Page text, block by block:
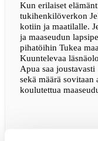
Kun erilaiset
tukihenkilöverkon
kotiin ja maatilalle.
ja maaseudun
pihatöihin Tukea
Kuuntelevaa
Apua saa
sekä määrä
koulutettua